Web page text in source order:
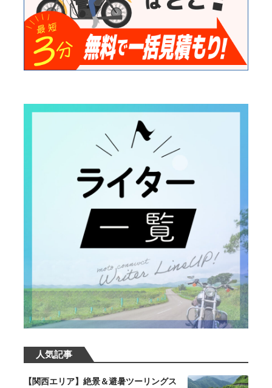
人気記事
【関西エリア】絶景＆避暑ツーリングス